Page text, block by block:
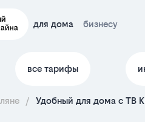
для дома бизнесу
все тарифы
/ Удобный для дома с ТВ